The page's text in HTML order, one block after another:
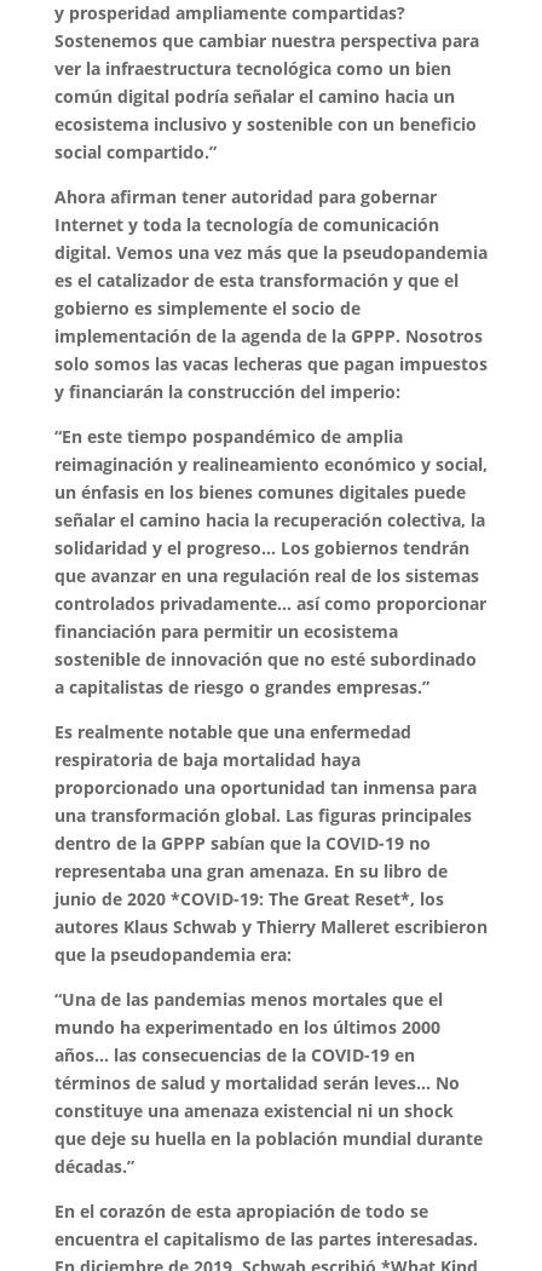
y prosperidad ampliamente compartidas?
Sostenemos que cambiar nuestra perspectiva para
ver la infraestructura tecnológica como un bien
común digital podría señalar el camino hacia un
ecosistema inclusivo y sostenible con un beneficio
social compartido.”
Ahora afirman tener autoridad para gobernar
Internet y toda la tecnología de comunicación
digital. Vemos una vez más que la pseudopandemia
es el catalizador de esta transformación y que el
gobierno es simplemente el socio de
implementación de la agenda de la GPPP. Nosotros
solo somos las vacas lecheras que pagan impuestos
y financiarán la construcción del imperio:
“En este tiempo pospandémico de amplia
reimaginación y realineamiento económico y social,
un énfasis en los bienes comunes digitales puede
señalar el camino hacia la recuperación colectiva, la
solidaridad y el progreso… Los gobiernos tendrán
que avanzar en una regulación real de los sistemas
controlados privadamente… así como proporcionar
financiación para permitir un ecosistema
sostenible de innovación que no esté subordinado
a capitalistas de riesgo o grandes empresas.”
Es realmente notable que una enfermedad
respiratoria de baja mortalidad haya
proporcionado una oportunidad tan inmensa para
una transformación global. Las figuras principales
dentro de la GPPP sabían que la COVID-19 no
representaba una gran amenaza. En su libro de
junio de 2020 *COVID-19: The Great Reset*, los
autores Klaus Schwab y Thierry Malleret escribieron
que la pseudopandemia era:
“Una de las pandemias menos mortales que el
mundo ha experimentado en los últimos 2000
años… las consecuencias de la COVID-19 en
términos de salud y mortalidad serán leves… No
constituye una amenaza existencial ni un shock
que deje su huella en la población mundial durante
décadas.”
En el corazón de esta apropiación de todo se
encuentra el capitalismo de las partes interesadas.